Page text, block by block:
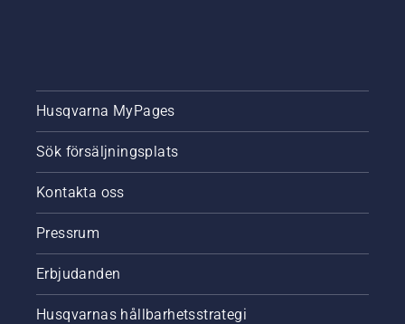
Husqvarna MyPages
Sök försäljningsplats
Kontakta oss
Pressrum
Erbjudanden
Husqvarnas hållbarhetsstrategi